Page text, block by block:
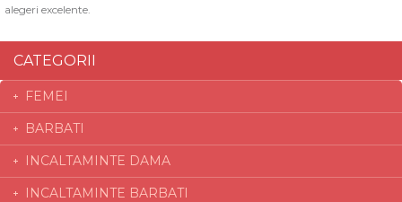
alegeri excelente.
CATEGORII
FEMEI
BARBATI
INCALTAMINTE DAMA
INCALTAMINTE BARBATI